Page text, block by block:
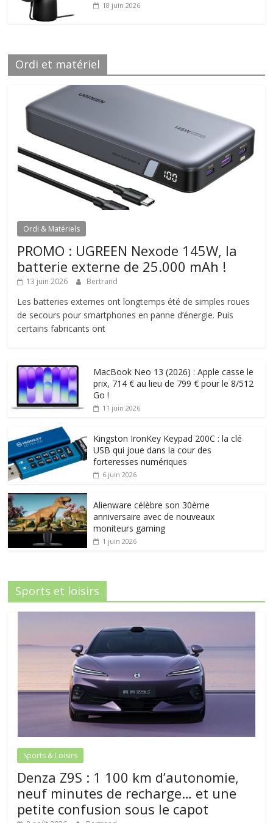
18 juin 2026
Ordi et matériel
Ordi & Matériels
PROMO : UGREEN Nexode 145W, la
batterie externe de 25.000 mAh !
13 juin 2026 Bertrand
Les batteries externes ont longtemps été de simples roues
de secours pour smartphones en panne d’énergie. Puis
certains fabricants ont
MacBook Neo 13 (2026) : Apple casse le
prix, 714 € au lieu de 799 € pour le 8/512
Go !
11 juin 2026
Kingston IronKey Keypad 200C : la clé
USB qui joue dans la cour des
forteresses numériques
6 juin 2026
Alienware célèbre son 30ème
anniversaire avec de nouveaux
moniteurs gaming
1 juin 2026
Sports et loisirs
Sports & Loisirs
Denza Z9S : 1 100 km d’autonomie,
neuf minutes de recharge… et une
petite confusion sous le capot